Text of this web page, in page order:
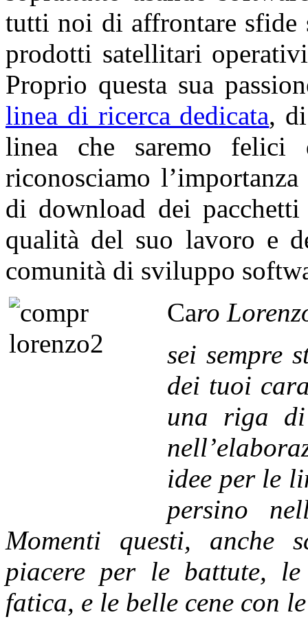
tutti noi di affrontare sfide
prodotti satellitari
Proprio questa sua
linea di ricerca dedicata,
linea che saremo felici
riconosciamo
di download dei
qualità del suo lavoro e
comunità di sviluppo
Caro
sei sempre
dei tuoi
una riga
idee per le
persino
Momenti questi, anche
piacere per le battute,
fatica, e le belle cene con